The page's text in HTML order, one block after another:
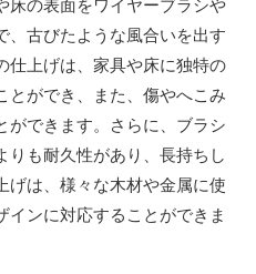
床の表面をワイヤーブラシや
、古びたような風合いを出す
仕上げは、家具や床に独特の
とができ、また、傷やへこみ
ができます。さらに、ブラシ
りも耐久性があり、長持ちし
げは、様々な木材や金属に使
インに対応することができま